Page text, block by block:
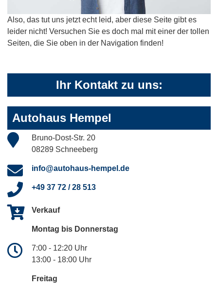
Also, das tut uns jetzt echt leid, aber diese Seite gibt es
leider nicht! Versuchen Sie es doch mal mit einer der tollen
Seiten, die Sie oben in der Navigation finden!
Ihr Kontakt zu uns:
Autohaus Hempel
Bruno-Dost-Str. 20
08289 Schneeberg
info@autohaus-hempel.de
+49 37 72 / 28 513
Verkauf
Montag bis Donnerstag
7:00 - 12:20 Uhr
13:00 - 18:00 Uhr
Freitag